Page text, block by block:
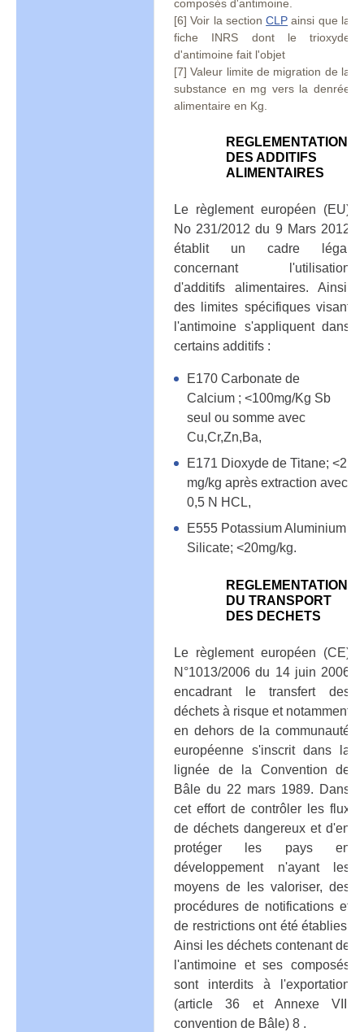
composés d'antimoine.
[6] Voir la sectionCLP ainsi que la
fiche INRS dont le trioxyde
d'antimoine fait l'objet
[7] Valeur limite de migration de la
substance en mg vers la denrée
alimentaire en Kg.
REGLEMENTATION
DES ADDITIFS
ALIMENTAIRES
Le règlement européen (EU)
No 231/2012 du 9 Mars 2012
établit un cadre légal
concernant l'utilisation
d'additifs alimentaires. Ainsi,
des limites spécifiques visant
l'antimoine s'appliquent dans
certains additifs :
E170 Carbonate de
Calcium ; <100mg/Kg Sb
seul ou somme avec
Cu,Cr,Zn,Ba,
E171 Dioxyde de Titane; <2
mg/kg après extraction avec
0,5 N HCL,
E555 Potassium Aluminium
Silicate; <20mg/kg.
REGLEMENTATION
DU TRANSPORT
DES DECHETS
Le règlement européen (CE)
N°1013/2006 du 14 juin 2006
encadrant le transfert des
déchets à risque et notamment
en dehors de la communauté
européenne s'inscrit dans la
lignée de la Convention de
Bâle du 22 mars 1989. Dans
cet effort de contrôler les flux
de déchets dangereux et d'en
protéger les pays en
développement n'ayant les
moyens de les valoriser, des
procédures de notifications et
de restrictions ont été établies.
Ainsi les déchets contenant de
l'antimoine et ses composés
sont interdits à l'exportation
(article 36 et Annexe VIII
convention de Bâle) 8 .